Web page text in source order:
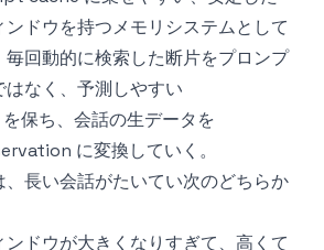
ンドウを持つメモリシステムとして
回動的に検索した断片をプロンプ
はなく、予測しやすい
保ち、会話の生データを
に変換していく。
、長い会話がたいてい次のどちらか
ンドウが大きくなりすぎて、高くて